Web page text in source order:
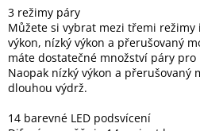
3 režimy páry
Můžete si vybrat mezi třemi režimy
výkon, nízký výkon a přerušovaný
máte dostatečné množství páry
Naopak nízký výkon a přerušovaný
dlouhou výdrž.
14 barevné LED podsvícení